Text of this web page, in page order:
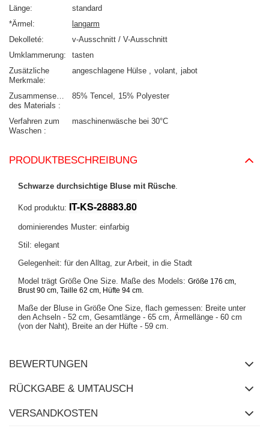
Länge
standard
*Ärmel
langarm
Dekolleté
v-Ausschnitt / V-Ausschnitt
Umklammerung
tasten
Zusätzliche
Merkmale
angeschlagene Hülse volant jabot
Zusammensetzung
des Materials
85% Tencel 15% Polyester
Verfahren zum
Waschen
maschinenwäsche bei 30°C
PRODUKTBESCHREIBUNG
Schwarze durchsichtige Bluse mit Rüsche.
Kod produktu: IT-KS-28883.80
dominierendes Muster: einfarbig
Stil: elegant
Gelegenheit: für den Alltag, zur Arbeit, in die Stadt
Model trägt Größe One Size. Maße des Models: Größe 176 cm,
Brust 90 cm, Taille 62 cm, Hüfte 94 cm.
Maße der Bluse in Größe One Size, flach gemessen: Breite unter
den Achseln - 52 cm, Gesamtlänge - 65 cm, Ärmellänge - 60 cm
(von der Naht), Breite an der Hüfte - 59 cm.
BEWERTUNGEN
RÜCKGABE & UMTAUSCH
VERSANDKOSTEN